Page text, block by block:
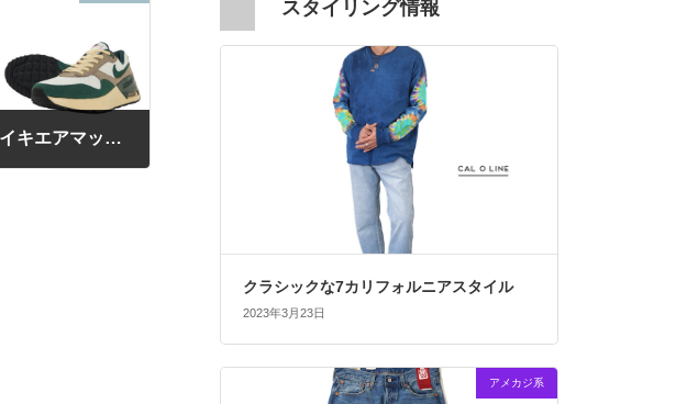
NIKE AIR MAX SYSTM (ナイキエアマックスシステム）到着！！
スタイリング情報
クラシックな7カリフォルニアスタイル
2023年3月23日
アメカジ系